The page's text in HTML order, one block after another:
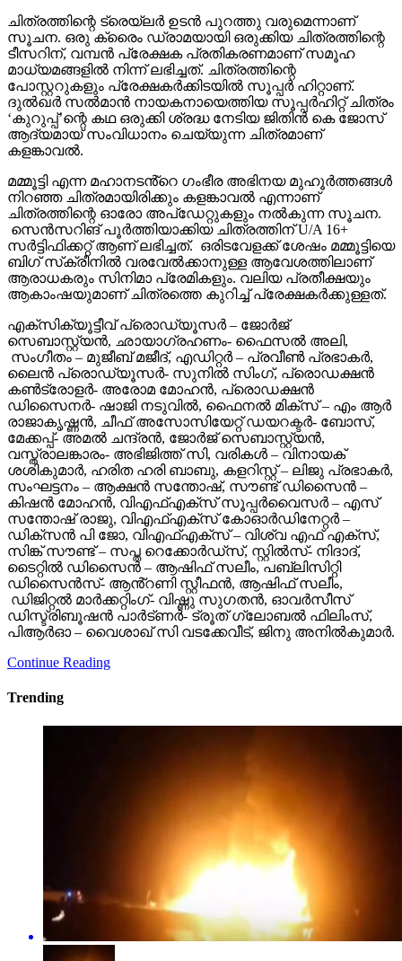
ചിത്രത്തിന്റെ ട്രെയ്‌ലർ ഉടൻ പുറത്തു വരുമെന്നാണ്
സൂചന. ഒരു ക്രൈം ഡ്രാമയായി ഒരുക്കിയ ചിത്രത്തിന്റെ
ടീസറിന്, വമ്പൻ പ്രേക്ഷക പ്രതികരണമാണ് സമൂഹ
മാധ്യമങ്ങളിൽ നിന്ന് ലഭിച്ചത്. ചിത്രത്തിന്റെ
പോസ്റ്ററുകളും പ്രേക്ഷകർക്കിടയിൽ സൂപ്പർ ഹിറ്റാണ്.
ദുൽഖർ സൽമാൻ നായകനായെത്തിയ സൂപ്പർഹിറ്റ് ചിത്രം
‘കുറുപ്പ്’ന്റെ കഥ ഒരുക്കി ശ്രദ്ധ നേടിയ ജിതിൻ കെ ജോസ്
ആദ്യമായ് സംവിധാനം ചെയ്യുന്ന ചിത്രമാണ്
കളങ്കാവൽ.
മമ്മൂട്ടി എന്ന മഹാനടൻ്റെ ഗംഭീര അഭിനയ മുഹൂർത്തങ്ങൾ
നിറഞ്ഞ ചിത്രമായിരിക്കും കളങ്കാവൽ എന്നാണ്
ചിത്രത്തിന്റെ ഓരോ അപ്‌ഡേറ്റുകളും നൽകുന്ന സൂചന.
സെൻസറിങ് പൂർത്തിയാക്കിയ ചിത്രത്തിന് U/A 16+
സർട്ടിഫിക്കറ്റ് ആണ് ലഭിച്ചത്. ഒരിടവേളക്ക് ശേഷം മമ്മൂട്ടിയെ
ബിഗ് സ്‌ക്രീനിൽ വരവേൽക്കാനുള്ള ആവേശത്തിലാണ്
ആരാധകരും സിനിമാ പ്രേമികളും. വലിയ പ്രതീക്ഷയും
ആകാംഷയുമാണ് ചിത്രത്തെ കുറിച്ച് പ്രേക്ഷകർക്കുള്ളത്.
എക്സിക്യൂട്ടീവ് പ്രൊഡ്യൂസർ – ജോർജ്
സെബാസ്റ്റ്യൻ, ഛായാഗ്രഹണം- ഫൈസൽ അലി,
സംഗീതം – മുജീബ് മജീദ്, എഡിറ്റർ – പ്രവീൺ പ്രഭാകർ,
ലൈൻ പ്രൊഡ്യൂസർ- സുനിൽ സിംഗ്, പ്രൊഡക്ഷൻ
കൺട്രോളർ- അരോമ മോഹൻ, പ്രൊഡക്ഷൻ
ഡിസൈനർ- ഷാജി നടുവിൽ, ഫൈനൽ മിക്സ് – എം ആർ
രാജാകൃഷ്ണൻ, ചീഫ് അസോസിയേറ്റ് ഡയറക്ടർ- ബോസ്,
മേക്കപ്പ്- അമൽ ചന്ദ്രൻ, ജോർജ് സെബാസ്റ്റ്യൻ,
വസ്ത്രാലങ്കാരം- അഭിജിത്ത് സി, വരികൾ – വിനായക്
ശശികുമാർ, ഹരിത ഹരി ബാബു, കളറിസ്റ്റ് – ലിജു പ്രഭാകർ,
സംഘട്ടനം – ആക്ഷൻ സന്തോഷ്, സൗണ്ട് ഡിസൈൻ –
കിഷൻ മോഹൻ, വിഎഫ്എക്സ് സൂപ്പർവൈസർ – എസ്
സന്തോഷ് രാജു, വിഎഫ്എക്സ് കോഓർഡിനേറ്റർ –
ഡിക്സൻ പി ജോ, വിഎഫ്എക്സ് – വിശ്വ എഫ് എക്സ്,
സിങ്ക് സൗണ്ട് – സപ്ത റെക്കോർഡ്സ്, സ്റ്റിൽസ്- നിദാദ്,
ടൈറ്റിൽ ഡിസൈൻ – ആഷിഫ് സലീം, പബ്ലിസിറ്റി
ഡിസൈൻസ്- ആൻ്റണി സ്റ്റീഫൻ, ആഷിഫ് സലീം,
ഡിജിറ്റൽ മാർക്കറ്റിംഗ്- വിഷ്ണു സുഗതൻ, ഓവർസീസ്
ഡിസ്ട്രിബൂഷൻ പാർട്ണർ- ട്രൂത് ഗ്ലോബൽ ഫിലിംസ്,
പിആർഓ – വൈശാഖ് സി വടക്കേവീട്, ജിനു അനിൽകുമാർ.
Continue Reading
Trending